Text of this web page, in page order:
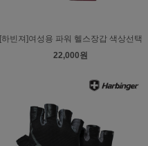
[하빈져]여성용 파워 헬스장갑 색상선택
22,000원